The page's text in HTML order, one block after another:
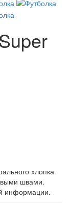
хлопка
швами.
информации.